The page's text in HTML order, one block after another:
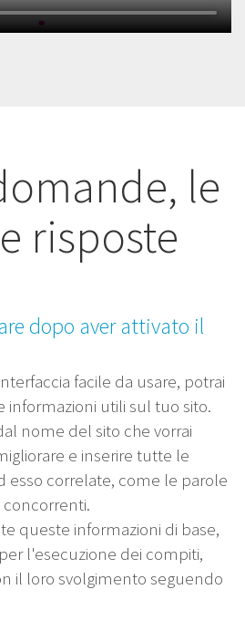
le
risposte
dopo aver attivato il
facile da usare, potrai
informazioni utili sul tuo sito.
nome del sito che vorrai
e inserire tutte le
esso correlate, come le parole
concorrenti.
queste informazioni di base,
l'esecuzione dei compiti,
il loro svolgimento seguendo